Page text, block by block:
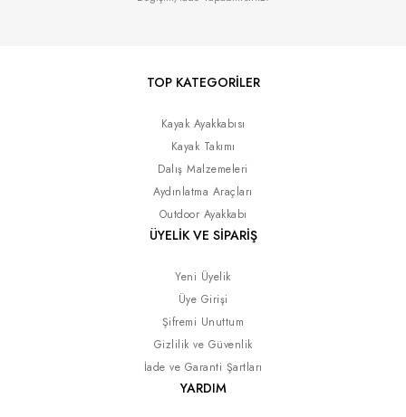
TOP KATEGORİLER
Kayak Ayakkabısı
Kayak Takımı
Dalış Malzemeleri
Aydınlatma Araçları
Outdoor Ayakkabı
ÜYELİK VE SİPARİŞ
Yeni Üyelik
Üye Girişi
Şifremi Unuttum
Gizlilik ve Güvenlik
İade ve Garanti Şartları
YARDIM